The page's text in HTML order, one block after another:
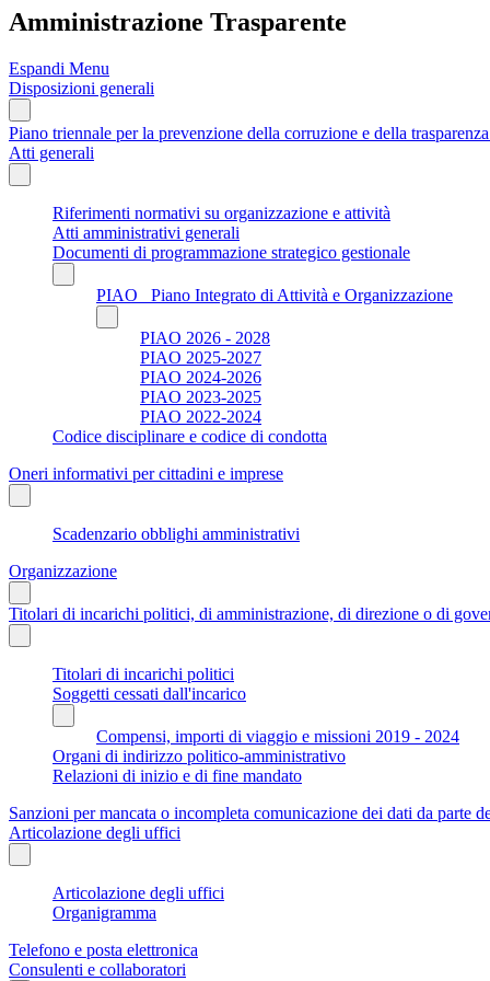
Amministrazione Trasparente
Espandi Menu
Disposizioni generali
Piano triennale per la prevenzione della corruzione e della
Atti generali
Riferimenti normativi su organizzazione e attività
Atti amministrativi generali
Documenti di programmazione strategico gestionale
PIAO_ Piano Integrato di Attività e Organizzazione
PIAO 2026 - 2028
PIAO 2025-2027
PIAO 2024-2026
PIAO 2023-2025
PIAO 2022-2024
Codice disciplinare e codice di condotta
Oneri informativi per cittadini e imprese
Scadenzario obblighi amministrativi
Organizzazione
Titolari di incarichi politici, di amministrazione, di direzione o di
Titolari di incarichi politici
Soggetti cessati dall'incarico
Compensi, importi di viaggio e missioni 2019 - 2024
Organi di indirizzo politico-amministrativo
Relazioni di inizio e di fine mandato
Sanzioni per mancata o incompleta comunicazione dei dati da
Articolazione degli uffici
Articolazione degli uffici
Organigramma
Telefono e posta elettronica
Consulenti e collaboratori